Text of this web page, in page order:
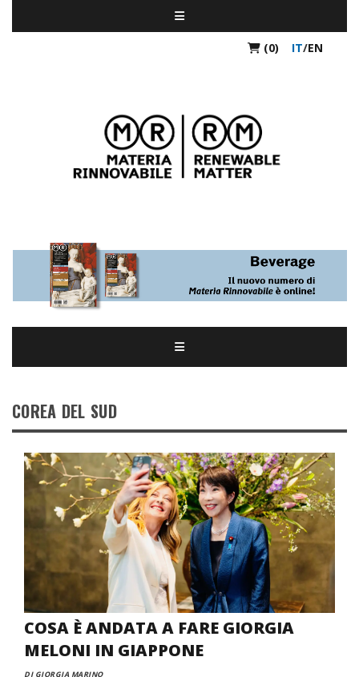
(0) IT/EN
COREA DEL SUD
COSA È ANDATA A FARE GIORGIA
MELONI IN GIAPPONE
DI GIORGIA MARINO